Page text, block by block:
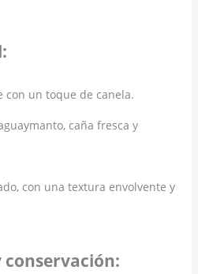
con un toque de canela.
caña fresca y
con una textura envolvente y
conservación: